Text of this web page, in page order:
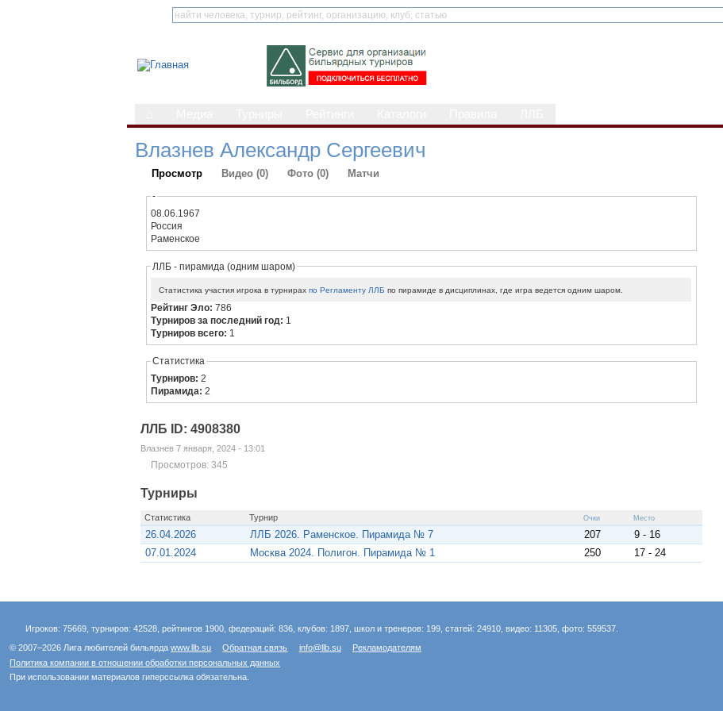
Влазнев Александр Сергеевич
Просмотр Видео (0) Фото (0) Матчи
-
08.06.1967
Россия
Раменское
ЛЛБ - пирамида (одним шаром)
Статистика участия игрока в турнирахпо Регламенту ЛЛБ по пирамиде в дисциплинах, где игра ведется одним шаром.
Рейтинг Эло:786
Турниров за последний год: 1
Турниров всего: 1
Статистика
Турниров:2
Пирамида:2
ЛЛБ ID: 4908380
Влазнев 7 января, 2024 - 13:01
Просмотров: 345
Турниры
Статистика Турнир Очки Место
26.04.2026 ЛЛБ 2026. Раменское. Пирамида № 7 207
9 - 16
07.01.2024
Москва 2024. Полигон. Пирамида № 1 250 17 - 24
Игроков: 75669, турниров: 42528, рейтингов 1900, федераций: 836, клубов: 1897, школ и тренеров: 199, статей: 24910, видео: 11305, фото: 559537.
© 2007–2026 Лига любителей бильярдаwww.llb.su Обратная связь info@llb.su
Рекламодателям
Политика компании в отношении обработки персональных данных
При использовании материалов гиперссылка обязательна.